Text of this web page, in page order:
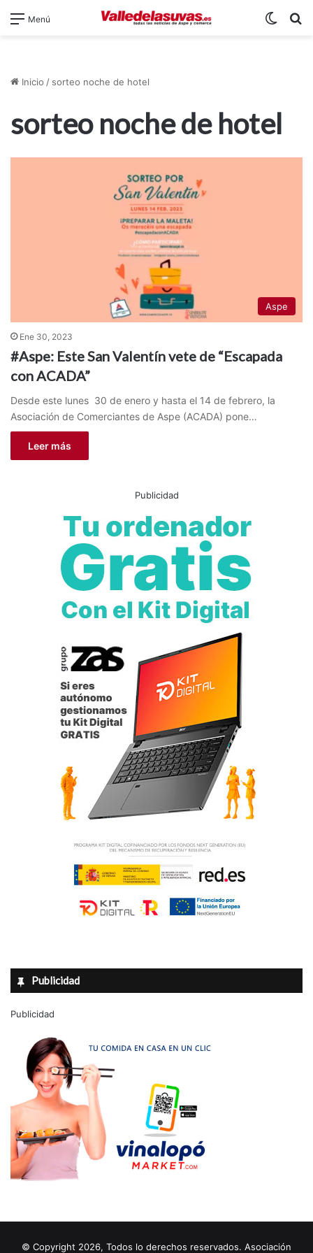
Menú
Inicio / sorteo noche de hotel
sorteo noche de hotel
Aspe
Ene 30, 2023
#Aspe: Este San Valentín vete de “Escapada
con ACADA”
Desde este lunes 30 de enero y hasta el 14 de febrero, la
Asociación de Comerciantes de Aspe (ACADA) pone…
Leer más
Publicidad
Publicidad
Publicidad
© Copyright 2026, Todos lo derechos reservados. Asociación